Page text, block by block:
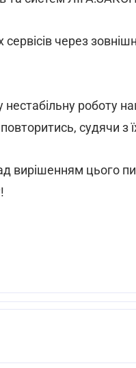
через
роботу
судячи з
вирішенням цього